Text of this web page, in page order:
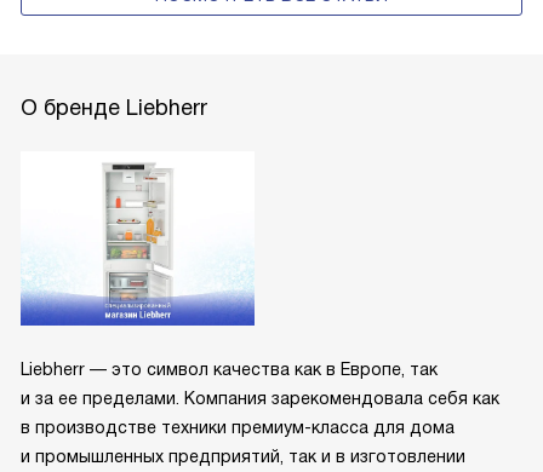
О бренде Liebherr
Liebherr — это символ качества как в Европе, так
и за ее пределами. Компания зарекомендовала себя как
в производстве техники премиум-класса для дома
и промышленных предприятий, так и в изготовлении